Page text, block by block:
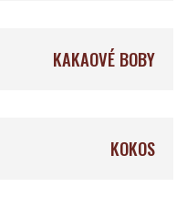
KAKAOVÉ BOBY
KOKOS